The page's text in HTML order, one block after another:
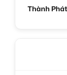
Thành